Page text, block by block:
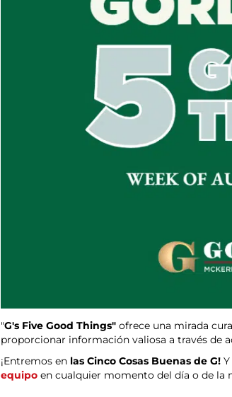
"G's Five Good Things" ofrece una mirada
proporcionar información valiosa a través de
¡Entremos en las Cinco Cosas Buenas de G!
equipo en cualquier momento del día o de la